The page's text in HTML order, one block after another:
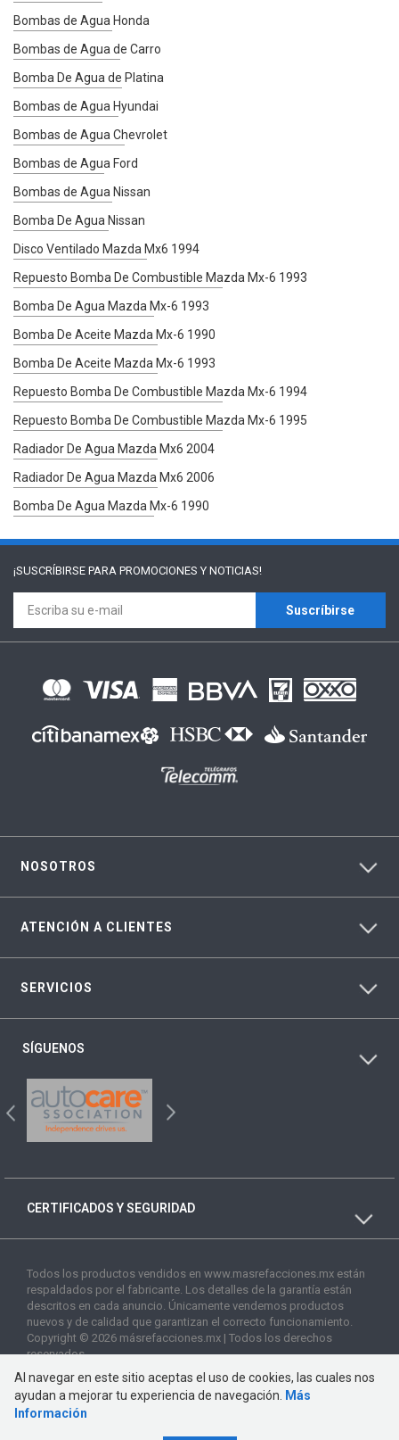
Bombas de Agua Honda
Bombas de Agua de Carro
Bomba De Agua de Platina
Bombas de Agua Hyundai
Bombas de Agua Chevrolet
Bombas de Agua Ford
Bombas de Agua Nissan
Bomba De Agua Nissan
Disco Ventilado Mazda Mx6 1994
Repuesto Bomba De Combustible Mazda Mx-6 1993
Bomba De Agua Mazda Mx-6 1993
Bomba De Aceite Mazda Mx-6 1990
Bomba De Aceite Mazda Mx-6 1993
Repuesto Bomba De Combustible Mazda Mx-6 1994
Repuesto Bomba De Combustible Mazda Mx-6 1995
Radiador De Agua Mazda Mx6 2004
Radiador De Agua Mazda Mx6 2006
Bomba De Agua Mazda Mx-6 1990
¡SUSCRÍBIRSE PARA PROMOCIONES Y NOTICIAS!
Suscríbirse
NOSOTROS
ATENCIÓN A CLIENTES
SERVICIOS
SÍGUENOS
CERTIFICADOS Y SEGURIDAD
Todos los productos vendidos en www.masrefacciones.mx están
respaldados por el fabricante. Los detalles de la garantía están
descritos en cada anuncio. Únicamente vendemos productos
nuevos y de calidad que garantizan el correcto funcionamiento.
Copyright © 2026 másrefacciones.mx | Todos los derechos
reservados
Al navegar en este sitio aceptas el uso de cookies, las cuales nos
ayudan a mejorar tu experiencia de navegación.
Más
Información